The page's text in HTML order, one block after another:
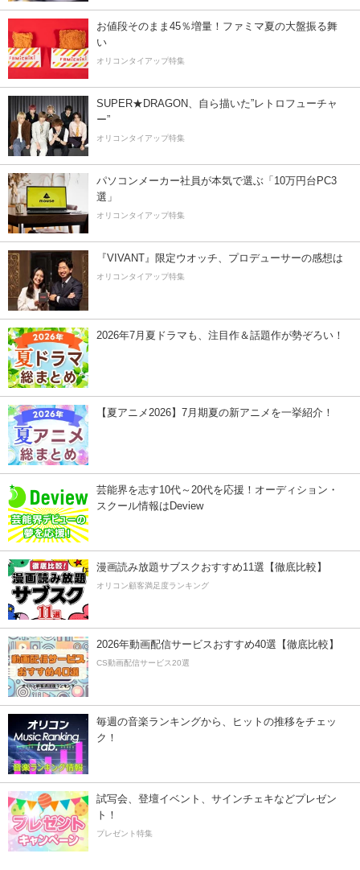
お値段そのまま45％増量！ファミマ夏の大盤振る舞
い
オリコンタイアップ特集
SUPER★DRAGON、自ら描いた”レトロフューチャ
ー”
オリコンタイアップ特集
パソコンメーカー社員が本気で選ぶ「10万円台PC3
選」
オリコンタイアップ特集
『VIVANT』限定ウオッチ、プロデューサーの感想は
オリコンタイアップ特集
2026年7月夏ドラマも、注目作＆話題作が勢ぞろい！
【夏アニメ2026】7月期夏の新アニメを一挙紹介！
芸能界を志す10代～20代を応援！オーディション・
スクール情報はDeview
漫画読み放題サブスクおすすめ11選【徹底比較】
オリコン顧客満足度ランキング
2026年動画配信サービスおすすめ40選【徹底比較】
CS動画配信サービス20選
毎週の音楽ランキングから、ヒットの推移をチェッ
ク！
試写会、登壇イベント、サインチェキなどプレゼン
ト！
プレゼント特集